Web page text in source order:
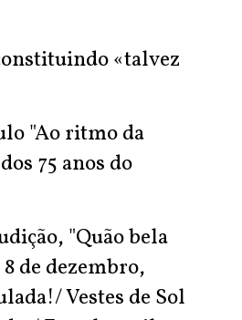
«talvez
"Ao ritmo da
75 anos do
"Quão bela
de dezembro,
Vestes de Sol